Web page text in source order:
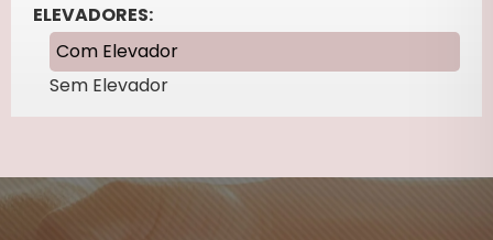
ELEVADORES:
Com Elevador
Sem Elevador